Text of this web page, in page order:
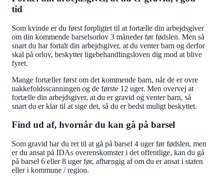
tid
Som kvinde er du først forpligtet til at fortælle din arbejdsgiver
om din kommende barselsorlov 3 måneder før fødslen. Men så
snart du har fortalt din arbejdsgiver, at du venter barn og derfor
skal på orlov, beskytter ligebehandlingsloven dig mod at blive
fyret.
Mange fortæller først om det kommende barn, når de er ovre
nakkefoldsscanningen og de første 12 uger. Men overvej at
fortælle din arbejdsgiver, at du er gravid og venter barn, så
snart du er klar til at sige det, så du er bedst muligt beskyttet.
Find ud af, hvornår du kan gå på barsel
Som gravid har du ret til at gå på barsel 4 uger før fødslen, men
er du ansat på IDAs overenskomster i det offentlige, kan du gå
på barsel 6 eller 8 uger før, afhængig af om du er ansat i staten
eller i kommune / region.